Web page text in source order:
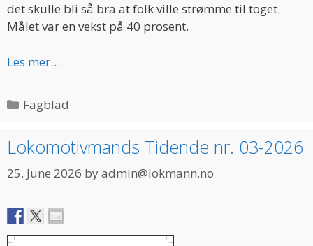
det skulle bli så bra at folk ville strømme til toget.
Målet var en vekst på 40 prosent.
Les mer…
Categories
Fagblad
Lokomotivmands Tidende nr. 03-2026
25. June 2026 byadmin@lokmann.no